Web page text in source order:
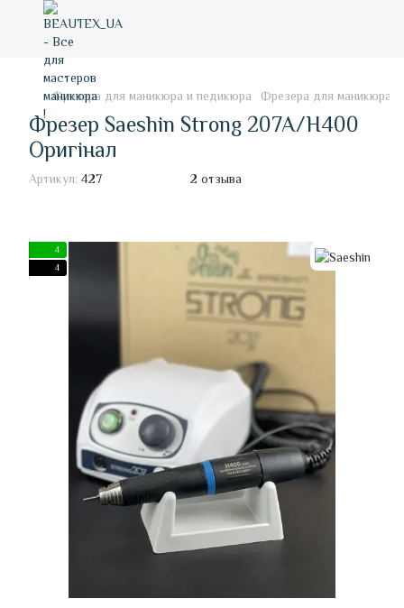
Фрезера для маникюра и педикюра Фрезера для маникюра
Фрезер Saeshin Strong 207A/H400
Оригінал
Артикул: 427 2 отзыва
4
4